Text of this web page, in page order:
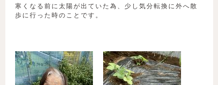
寒くなる前に太陽が出ていた為、少し気分転換に外へ散
歩に行った時のことです。